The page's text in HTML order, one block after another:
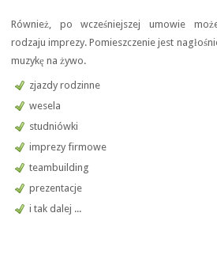
Również, po wcześniejszej umowie
rodzaju imprezy. Pomieszczenie jest
muzykę na żywo.
zjazdy rodzinne
wesela
studniówki
imprezy firmowe
teambuilding
prezentacje
i tak dalej ...